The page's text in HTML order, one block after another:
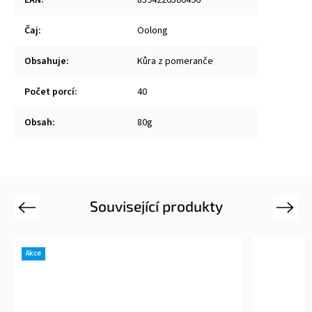
Čaj: Oolong
Obsahuje: Kůra z pomeranče
Počet porcí: 40
Obsah: 80g
Související produkty
Previous
Akce
Next